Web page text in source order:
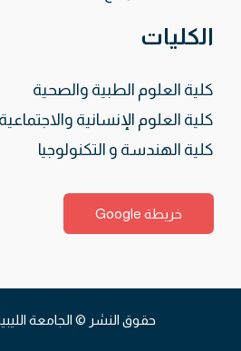
الكليات
كلية العلوم الطبية والصحية
كلية العلوم الإنسانية والاجتماعية
كلية الهندسة و التكنولوجيا
خريطة Google
حقوق النشر © الجامعة الليبية